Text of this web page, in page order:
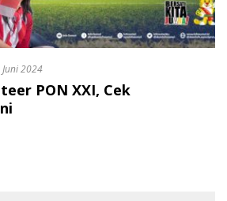
Juni 2024
PON XXI, Cek